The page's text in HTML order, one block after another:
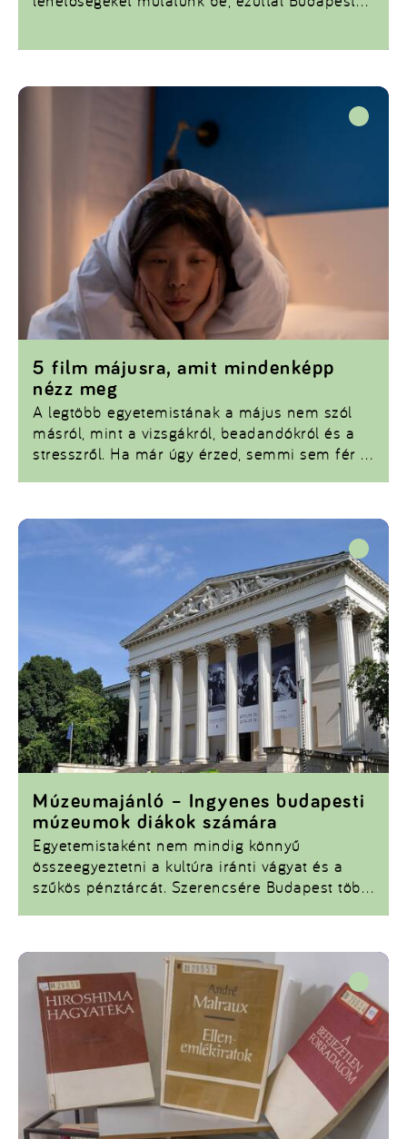
A legtöbb egyetemistának a május nem szól
másról, mint a vizsgákról, beadandókról és a
stresszről. Ha már úgy érzed, semmi sem fér a
kikapcsolnak, hanem új nézőpontot is adnak,
motiválnak, és segítenek átvészelni a kezdődő
vizsgaidőszakot.
5 film májusra, amit mindenképp
nézz meg
Egyetemistaként nem mindig könnyű
összeegyeztetni a kultúra iránti vágyat és a
szűkös pénztárcát. Szerencsére Budapest több
mikor és hova kell menni. Ha szeretnél
minőségi programot a következő hétvégére
anélkül, hogy kiürítenéd a bankszámládat,
ezekre a múzeumokra mindenképp érdemes
odafigyelni!
Múzeumajánló – Ingyenes budapesti
múzeumok diákok számára